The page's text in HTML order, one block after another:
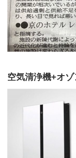
空気清浄機+オ